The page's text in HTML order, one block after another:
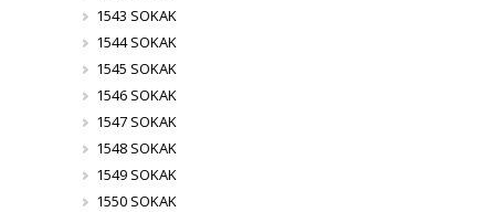
1543 SOKAK
1544 SOKAK
1545 SOKAK
1546 SOKAK
1547 SOKAK
1548 SOKAK
1549 SOKAK
1550 SOKAK